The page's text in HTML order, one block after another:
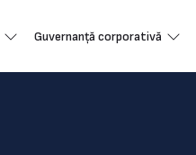
Guvernanță corporativă